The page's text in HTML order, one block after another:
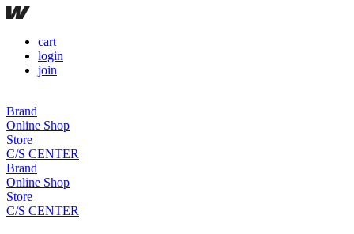
cart
login
join
Brand
Online Shop
Store
C/S CENTER
Brand
Online Shop
Store
C/S CENTER